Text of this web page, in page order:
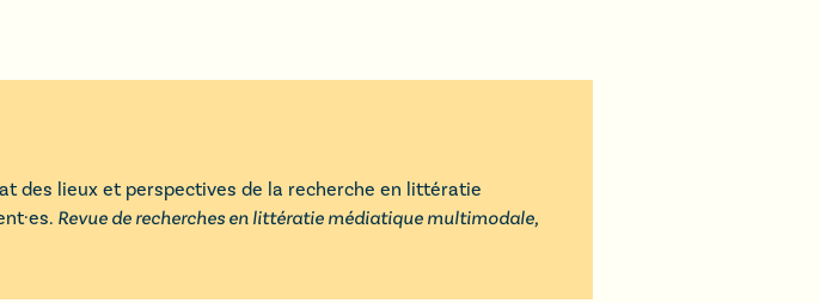
des lieux et perspectives de la recherche en littératie
. Revue de recherches en littératie médiatique multimodale,